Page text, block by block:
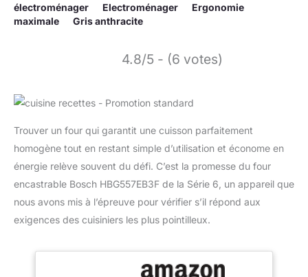
électroménager
Electroménager
Ergonomie
maximale
Gris anthracite
4.8/5 - (6 votes)
Trouver un four qui garantit une cuisson parfaitement
homogène tout en restant simple d’utilisation et économe en
énergie relève souvent du défi. C’est la promesse du four
encastrable Bosch HBG557EB3F de la Série 6, un appareil que
nous avons mis à l’épreuve pour vérifier s’il répond aux
exigences des cuisiniers les plus pointilleux.